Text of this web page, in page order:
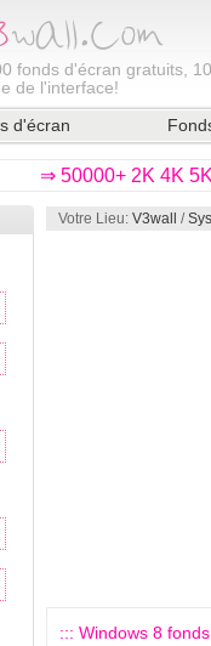
fonds d'écran gratuits,
de l'interface!
d'écran
⇒ 50000+ 2K 4K
Votre Lieu: V3wall /
::: Windows 8